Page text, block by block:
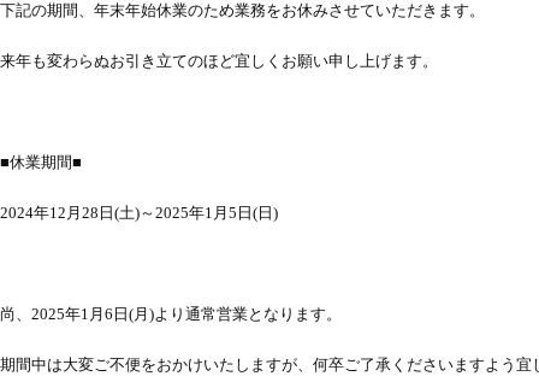
下記の期間、年末年始休業のため業務をお休みさせていただきます。
来年も変わらぬお引き立てのほど宜しくお願い申し上げます。
■休業期間■
2024年12月28日(土)～2025年1月5日(日)
尚、2025年1月6日(月)より通常営業となります。
期間中は大変ご不便をおかけいたしますが、何卒ご了承くださいますよう宜